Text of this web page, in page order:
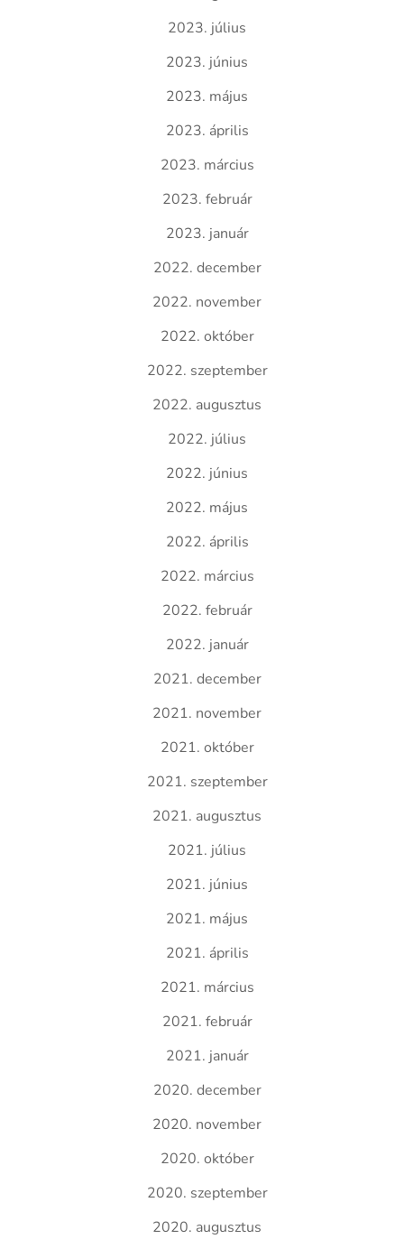
2023. július
2023. június
2023. május
2023. április
2023. március
2023. február
2023. január
2022. december
2022. november
2022. október
2022. szeptember
2022. augusztus
2022. július
2022. június
2022. május
2022. április
2022. március
2022. február
2022. január
2021. december
2021. november
2021. október
2021. szeptember
2021. augusztus
2021. július
2021. június
2021. május
2021. április
2021. március
2021. február
2021. január
2020. december
2020. november
2020. október
2020. szeptember
2020. augusztus